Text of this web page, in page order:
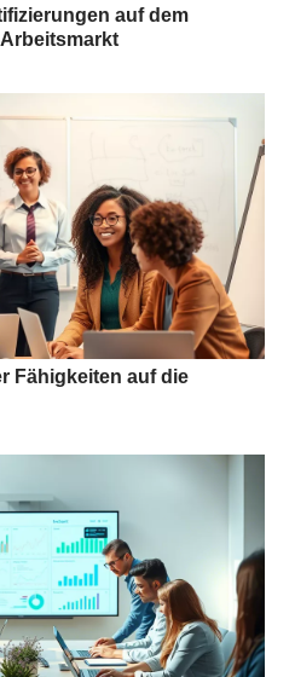
auf dem
Fähigkeiten auf die